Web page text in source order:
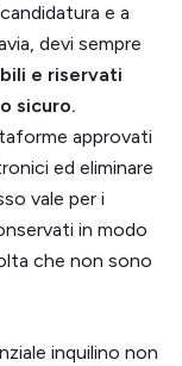
e a
devi sempre
e riservati
sicuro.
approvati
ed eliminare
vale per i
in modo
che non sono
inquilino non